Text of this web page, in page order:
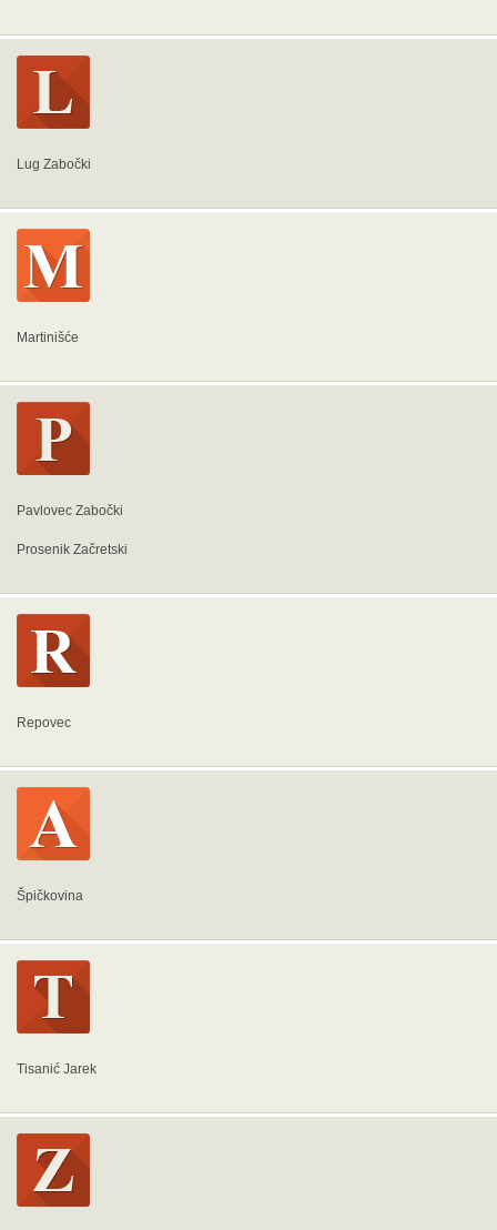
Lug Zabočki
Martinišće
Pavlovec Zabočki
Prosenik Začretski
Repovec
Špičkovina
Tisanić Jarek